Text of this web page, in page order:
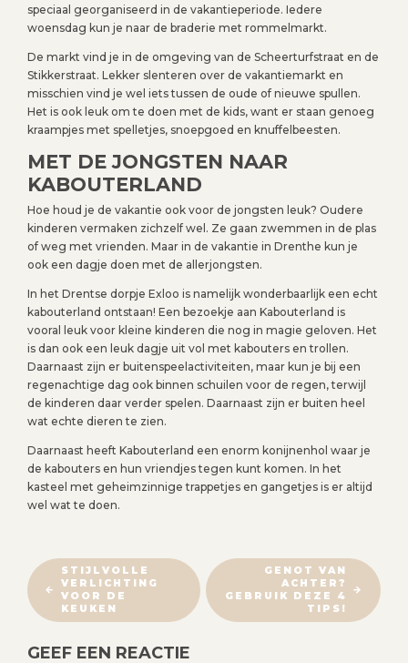
speciaal georganiseerd in de vakantieperiode. Iedere
woensdag kun je naar de braderie met rommelmarkt.
De markt vind je in de omgeving van de Scheerturfstraat en de
Stikkerstraat. Lekker slenteren over de vakantiemarkt en
misschien vind je wel iets tussen de oude of nieuwe spullen.
Het is ook leuk om te doen met de kids, want er staan genoeg
kraampjes met spelletjes, snoepgoed en knuffelbeesten.
MET DE JONGSTEN NAAR
KABOUTERLAND
Hoe houd je de vakantie ook voor de jongsten leuk? Oudere
kinderen vermaken zichzelf wel. Ze gaan zwemmen in de plas
of weg met vrienden. Maar in de vakantie in Drenthe kun je
ook een dagje doen met de allerjongsten.
In het Drentse dorpje Exloo is namelijk wonderbaarlijk een echt
kabouterland ontstaan! Een bezoekje aan Kabouterland is
vooral leuk voor kleine kinderen die nog in magie geloven. Het
is dan ook een leuk dagje uit vol met kabouters en trollen.
Daarnaast zijn er buitenspeelactiviteiten, maar kun je bij een
regenachtige dag ook binnen schuilen voor de regen, terwijl
de kinderen daar verder spelen. Daarnaast zijn er buiten heel
wat echte dieren te zien.
Daarnaast heeft Kabouterland een enorm konijnenhol waar je
de kabouters en hun vriendjes tegen kunt komen. In het
kasteel met geheimzinnige trappetjes en gangetjes is er altijd
wel wat te doen.
B
E
R
STIJLVOLLE
VERLICHTING
VOOR DE
KEUKEN
GENOT VAN
ACHTER?
GEBRUIK DEZE 4
TIPS!
GEEF EEN REACTIE